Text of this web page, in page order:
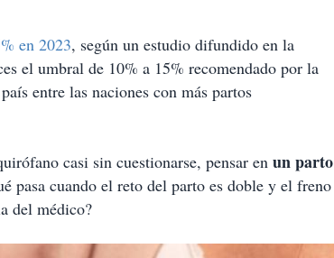
en 2023, según un estudio difundido en la
el umbral de 10% a 15% recomendado por la
entre las naciones con más partos
casi sin cuestionarse, pensar en un parto
pasa cuando el reto del parto es doble y el freno
del médico?